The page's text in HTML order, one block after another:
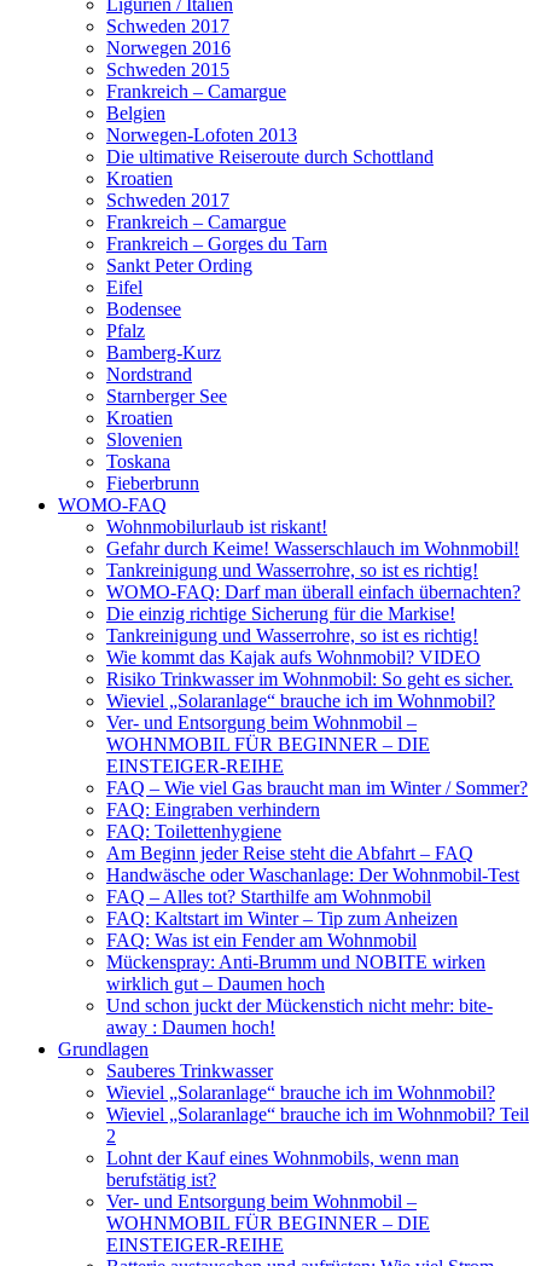
Schweden 2017
Norwegen 2016
Schweden 2015
Frankreich – Camargue
Belgien
Norwegen-Lofoten 2013
Die ultimative Reiseroute durch Schottland
Kroatien
Schweden 2017
Frankreich – Camargue
Frankreich – Gorges du Tarn
Sankt Peter Ording
Eifel
Bodensee
Pfalz
Bamberg-Kurz
Nordstrand
Starnberger See
Kroatien
Slovenien
Toskana
Fieberbrunn
WOMO-FAQ
Wohnmobilurlaub ist riskant!
Gefahr durch Keime! Wasserschlauch im Wohnmobil!
Tankreinigung und Wasserrohre, so ist es richtig!
WOMO-FAQ: Darf man überall einfach übernachten?
Die einzig richtige Sicherung für die Markise!
Tankreinigung und Wasserrohre, so ist es richtig!
Wie kommt das Kajak aufs Wohnmobil? VIDEO
Risiko Trinkwasser im Wohnmobil: So geht es sicher.
Wieviel „Solaranlage“ brauche ich im Wohnmobil?
Ver- und Entsorgung beim Wohnmobil –
WOHNMOBIL FÜR BEGINNER – DIE
EINSTEIGER-REIHE
FAQ – Wie viel Gas braucht man im Winter / Sommer?
FAQ: Eingraben verhindern
FAQ: Toilettenhygiene
Am Beginn jeder Reise steht die Abfahrt – FAQ
Handwäsche oder Waschanlage: Der Wohnmobil-Test
FAQ – Alles tot? Starthilfe am Wohnmobil
FAQ: Kaltstart im Winter – Tip zum Anheizen
FAQ: Was ist ein Fender am Wohnmobil
Mückenspray: Anti-Brumm und NOBITE wirken
wirklich gut – Daumen hoch
Und schon juckt der Mückenstich nicht mehr: bite-
away : Daumen hoch!
Grundlagen
Sauberes Trinkwasser
Wieviel „Solaranlage“ brauche ich im Wohnmobil?
Wieviel „Solaranlage“ brauche ich im Wohnmobil? Teil
2
Lohnt der Kauf eines Wohnmobils, wenn man
berufstätig ist?
Ver- und Entsorgung beim Wohnmobil –
WOHNMOBIL FÜR BEGINNER – DIE
EINSTEIGER-REIHE